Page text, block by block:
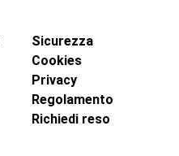
Sicurezza
Cookies
Privacy
Regolamento
Richiedi reso